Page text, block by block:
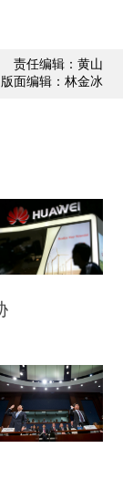
责任编辑：黄山
版面编辑：林金冰